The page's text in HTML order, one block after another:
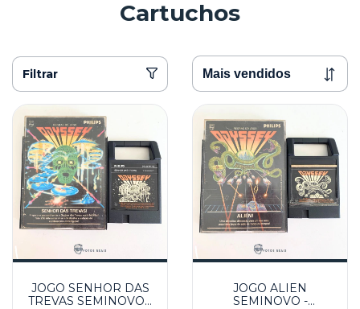
Cartuchos
Filtrar
JOGO SENHOR DAS
TREVAS SEMINOVO -
JOGO ALIEN
SEMINOVO -